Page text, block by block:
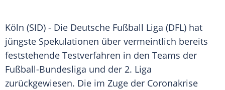
Köln (SID) - Die Deutsche Fußball Liga (DFL) hat
jüngste Spekulationen über vermeintlich bereits
feststehende Testverfahren in den Teams der
Fußball-Bundesliga und der 2. Liga
zurückgewiesen. Die im Zuge der Coronakrise